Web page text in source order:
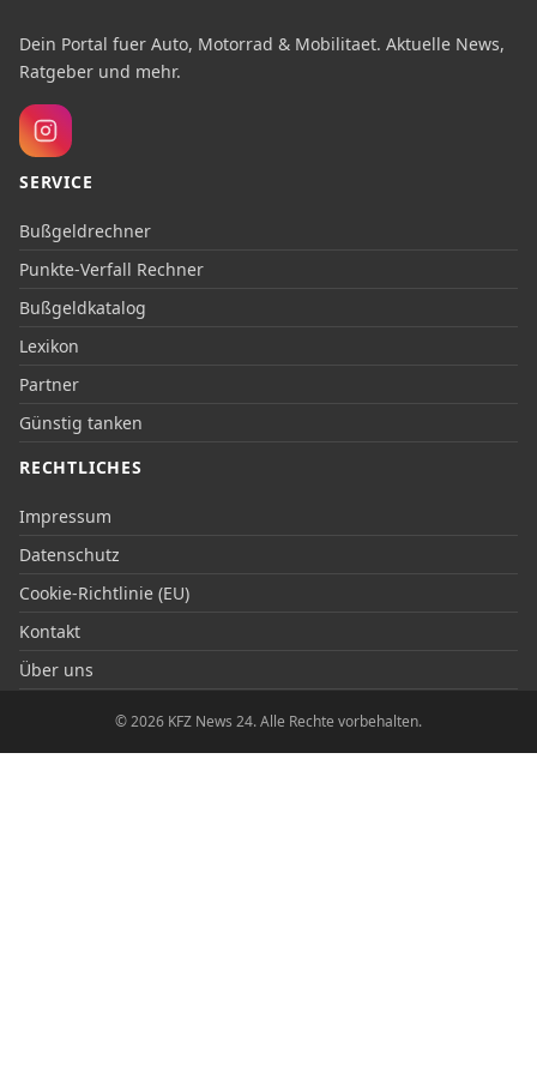
Dein Portal fuer Auto, Motorrad & Mobilitaet. Aktuelle News,
Ratgeber und mehr.
SERVICE
Bußgeldrechner
Punkte-Verfall Rechner
Bußgeldkatalog
Lexikon
Partner
Günstig tanken
RECHTLICHES
Impressum
Datenschutz
Cookie-Richtlinie (EU)
Kontakt
Über uns
© 2026 KFZ News 24. Alle Rechte vorbehalten.